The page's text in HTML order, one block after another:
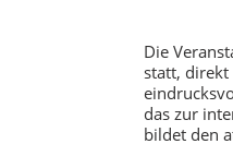
Die
statt, direkt
das zur
bildet den